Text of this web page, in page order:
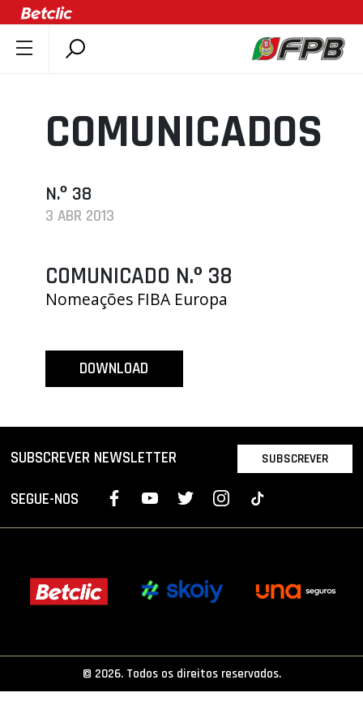
DOCUMENTOS
ÚLTIMAS
ASSOCIAÇÕES
CLUBES
AGENDA
SELEÇÕES
ÁREA TÉCNICA
PROJETOS
LIGA BETCLIC FEMININA
COMUNICADOS
N.º 38
3 ABR 2013
COMUNICADO N.º 38
Nomeações FIBA Europa
DOWNLOAD
SUBSCREVER NEWSLETTER SUBSCREVER
SEGUE-NOS
© 2026. Todos os direitos reservados.